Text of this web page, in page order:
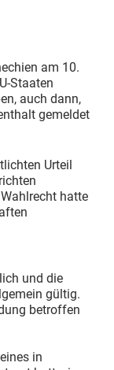
am 10.
Staaten
auch dann,
gemeldet
Urteil
hatte
und die
gültig.
betroffen
in